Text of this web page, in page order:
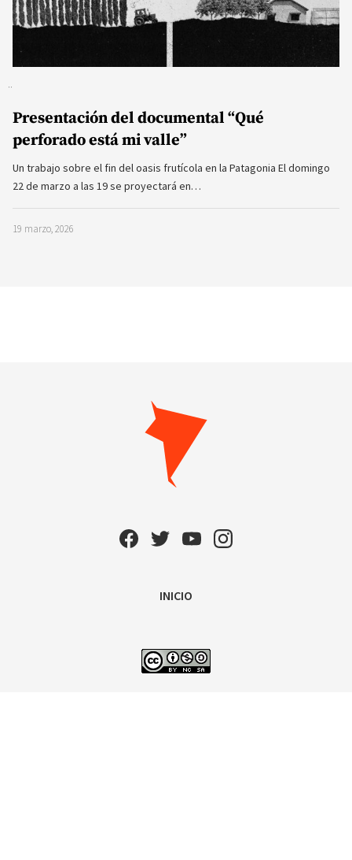
Presentación del documental “Qué
perforado está mi valle”
Un trabajo sobre el fin del oasis frutícola en la Patagonia El domingo
22 de marzo a las 19 se proyectará en…
19 marzo, 2026
INICIO